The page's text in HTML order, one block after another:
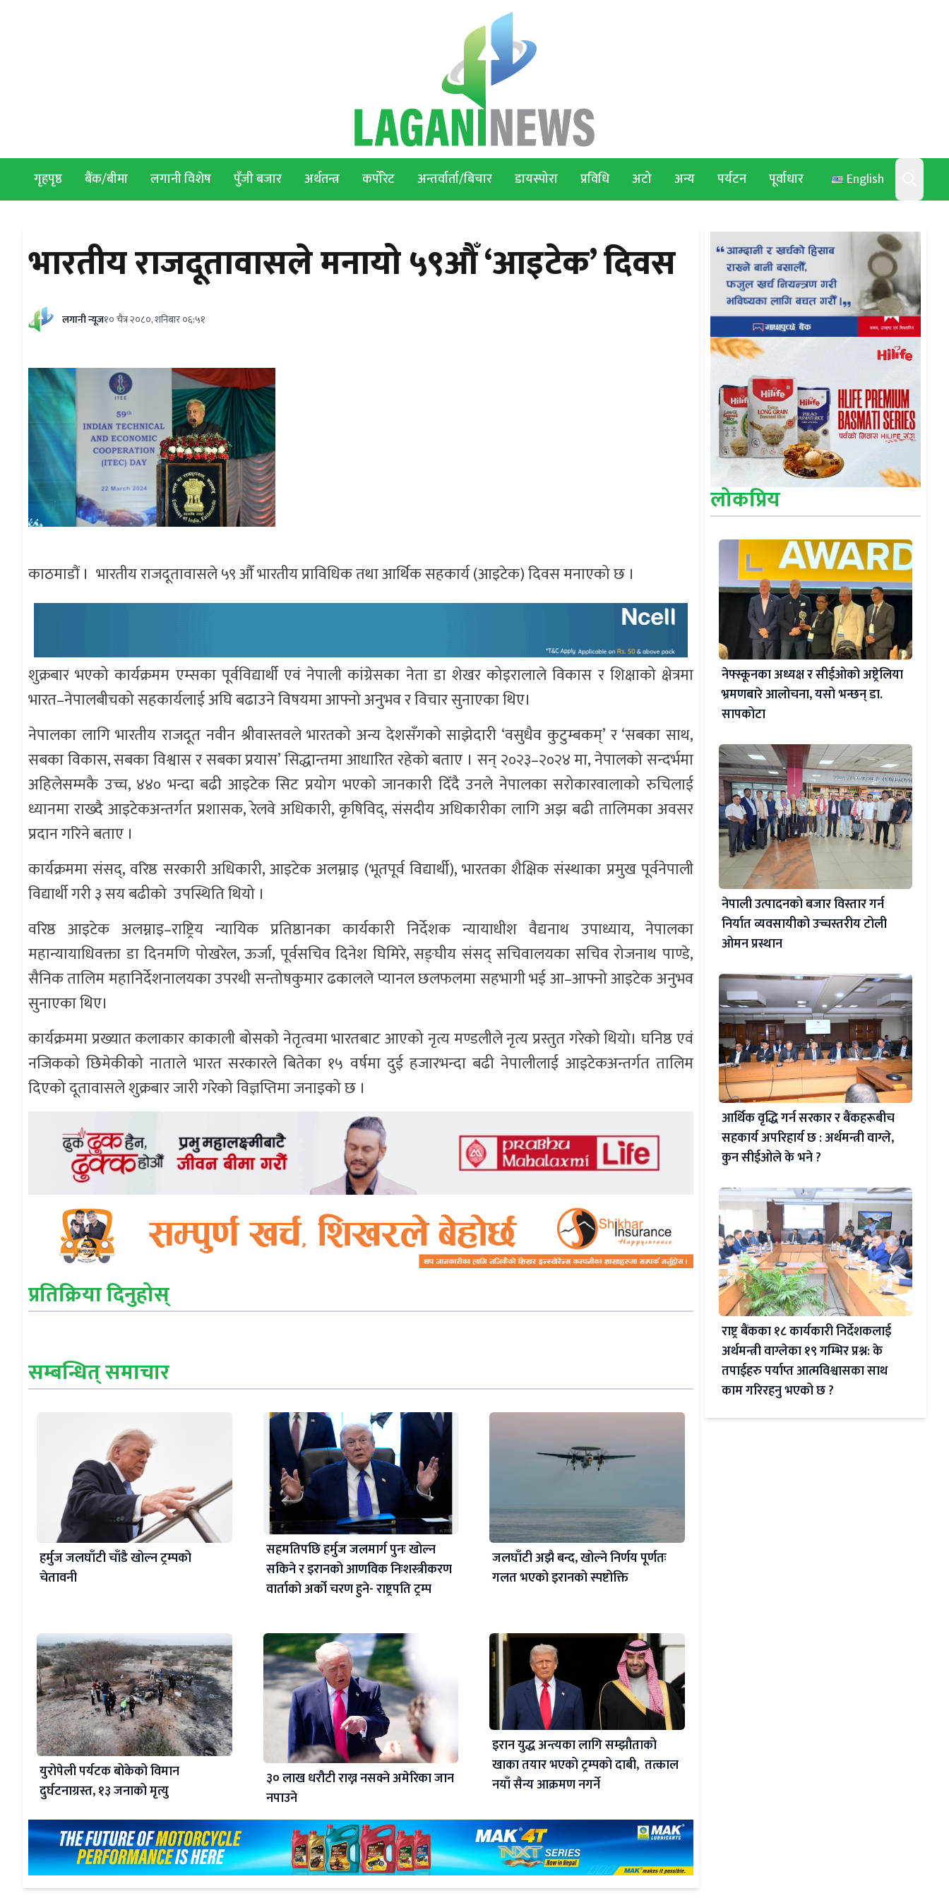
English
Search
गृहपृष्ठ बैंक/बीमा लगानी विशेष पुँजी बजार अर्थतन्त्र कर्पोरेट अन्तर्वार्ता/बिचार डायस्पोरा प्रविधि अटो अन्य पर्यटन पूर्वाधार
भारतीय राजदूतावासले मनायो ५९औँ ‘आइटेक’ दिवस
लगानी न्यूज१० चैत्र २०८०, शनिबार ०६:५१
काठमाडौं । भारतीय राजदूतावासले ५९ औँ भारतीय प्राविधिक तथा आर्थिक सहकार्य (आइटेक) दिवस मनाएको छ ।
शुक्रबार भएको कार्यक्रमम एम्सका पूर्वविद्यार्थी एवं नेपाली कांग्रेसका नेता डा शेखर कोइरालाले विकास र शिक्षाको क्षेत्रमा
भारत–नेपालबीचको सहकार्यलाई अघि बढाउने विषयमा आफ्नो अनुभव र विचार सुनाएका थिए।
नेपालका लागि भारतीय राजदूत नवीन श्रीवास्तवले भारतको अन्य देशसँगको साझेदारी ‘वसुधैव कुटुम्बकम्’ र ‘सबका साथ,
सबका विकास, सबका विश्वास र सबका प्रयास’ सिद्धान्तमा आधारित रहेको बताए । सन् २०२३–२०२४ मा, नेपालको सन्दर्भमा
अहिलेसम्मकै उच्च, ४४० भन्दा बढी आइटेक सिट प्रयोग भएको जानकारी दिँदै उनले नेपालका सरोकारवालाको रुचिलाई
ध्यानमा राख्दै आइटेकअन्तर्गत प्रशासक, रेलवे अधिकारी, कृषिविद्, संसदीय अधिकारीका लागि अझ बढी तालिमका अवसर
प्रदान गरिने बताए ।
कार्यक्रममा संसद्, वरिष्ठ सरकारी अधिकारी, आइटेक अलम्नाइ (भूतपूर्व विद्यार्थी), भारतका शैक्षिक संस्थाका प्रमुख पूर्वनेपाली
विद्यार्थी गरी ३ सय बढीको उपस्थिति थियो ।
वरिष्ठ आइटेक अलम्नाइ–राष्ट्रिय न्यायिक प्रतिष्ठानका कार्यकारी निर्देशक न्यायाधीश वैद्यनाथ उपाध्याय, नेपालका
महान्यायाधिवक्ता डा दिनमणि पोखरेल, ऊर्जा, पूर्वसचिव दिनेश घिमिरे, सङ्घीय संसद् सचिवालयका सचिव रोजनाथ पाण्डे,
सैनिक तालिम महानिर्देशनालयका उपरथी सन्तोषकुमार ढकालले प्यानल छलफलमा सहभागी भई आ–आफ्नो आइटेक अनुभव
सुनाएका थिए।
कार्यक्रममा प्रख्यात कलाकार काकाली बोसको नेतृत्वमा भारतबाट आएको नृत्य मण्डलीले नृत्य प्रस्तुत गरेको थियो। घनिष्ठ एवं
नजिकको छिमेकीको नाताले भारत सरकारले बितेका १५ वर्षमा दुई हजारभन्दा बढी नेपालीलाई आइटेकअन्तर्गत तालिम
दिएको दूतावासले शुक्रबार जारी गरेको विज्ञप्तिमा जनाइको छ ।
प्रतिक्रिया दिनुहोस्
सम्बन्धित् समाचार
हर्मुज जलघाँटी चाँडै खोल्न ट्रम्पको
चेतावनी
सहमतिपछि हर्मुज जलमार्ग पुनः खोल्न
सकिने र इरानको आणविक निःशस्त्रीकरण
वार्ताको अर्को चरण हुने- राष्ट्रपति ट्रम्प
जलघाँटी अझै बन्द, खोल्ने निर्णय पूर्णतः
गलत भएको इरानको स्पष्टोक्ति
युरोपेली पर्यटक बोकेको विमान
दुर्घटनाग्रस्त, १३ जनाको मृत्यु
३० लाख धरौटी राख्न नसक्ने अमेरिका जान
नपाउने
इरान युद्ध अन्त्यका लागि सम्झौताको
खाका तयार भएको ट्रम्पको दाबी, तत्काल
नयाँ सैन्य आक्रमण नगर्ने
लोकप्रिय
नेफ्स्कूनका अध्यक्ष र सीईओको अष्ट्रेलिया
भ्रमणबारे आलोचना, यसो भन्छन् डा‍.
सापकोटा
नेपाली उत्पादनको बजार विस्तार गर्न
निर्यात व्यवसायीको उच्चस्तरीय टोली
ओमन प्रस्थान
आर्थिक वृद्धि गर्न सरकार र बैंकहरूबीच
सहकार्य अपरिहार्य छ : अर्थमन्त्री वाग्ले,
कुन सीईओले के भने ?
राष्ट्र बैंकका १८ कार्यकारी निर्देशकलाई
अर्थमन्त्री वाग्लेका १९ गम्भिर प्रश्न: के
तपाईहरु पर्याप्त आत्मविश्वासका साथ
काम गरिरहनु भएको छ ?